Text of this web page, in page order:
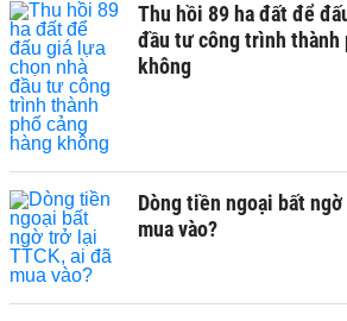
Thu hồi 89 ha đất để
đầu tư công trình thành
không
Dòng tiền ngoại bất
mua vào?